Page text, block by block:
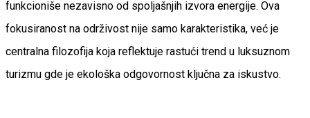
funkcioniše nezavisno od spoljašnjih izvora energije. Ova
fokusiranost na održivost nije samo karakteristika, već je
centralna filozofija koja reflektuje rastući trend u luksuznom
turizmu gde je ekološka odgovornost ključna za iskustvo.